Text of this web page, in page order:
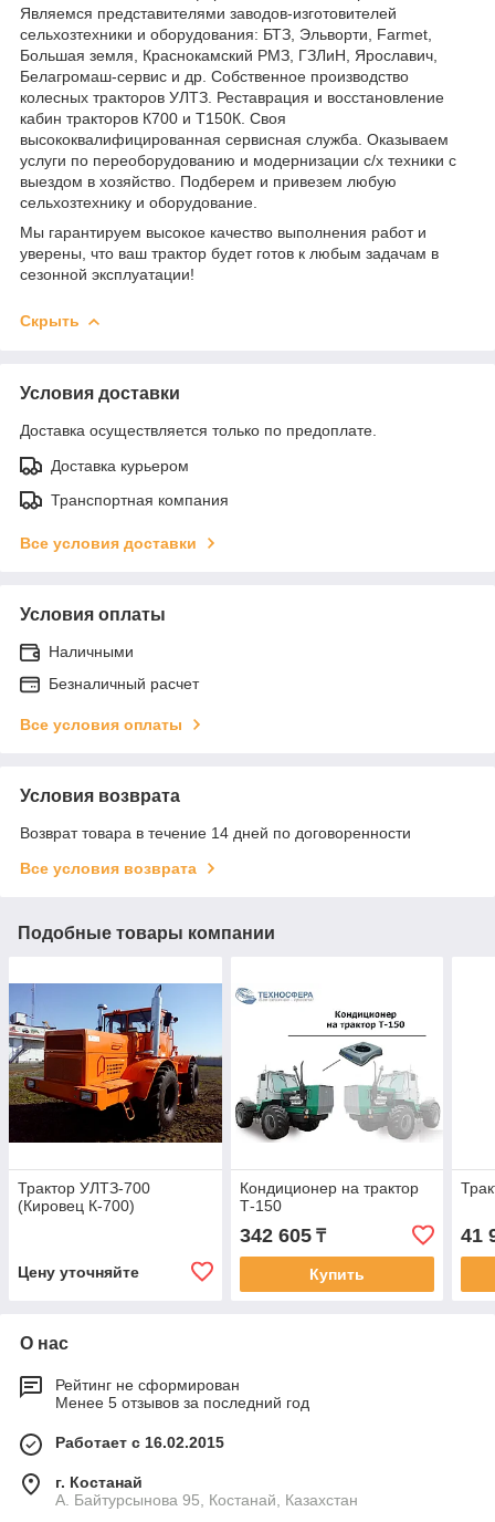
Являемся представителями заводов-изготовителей
сельхозтехники и оборудования: БТЗ, Эльворти, Fаrmеt,
Большая земля, Краснокамский РМЗ, ГЗЛиН, Ярославич,
Белагромаш-сервис и др. Собственное производство
колесных тракторов УЛТЗ. Реставрация и восстановление
кабин тракторов К700 и Т150К. Своя
высококвалифицированная сервисная служба. Оказываем
услуги по переоборудованию и модернизации с/х техники с
выездом в хозяйство. Подберем и привезем любую
сельхозтехнику и оборудование.
Мы гарантируем высокое качество выполнения работ и
уверены, что ваш трактор будет готов к любым задачам в
сезонной эксплуатации!
Скрыть
Условия доставки
Доставка осуществляется только по предоплате.
Доставка курьером
Транспортная компания
Все условия доставки
Условия оплаты
Наличными
Безналичный расчет
Все условия оплаты
Условия возврата
Возврат товара в течение 14 дней по договоренности
Все условия возврата
Подобные товары компании
Трактор УЛТЗ-700
(Кировец К-700)
Цену уточняйте
Кондиционер на трактор
Т-150
342 605₸
Купить
41
О нас
Рейтинг не сформирован
Менее 5 отзывов за последний год
Работает с 16.02.2015
г. Костанай
А. Байтурсынова 95, Костанай, Казахстан